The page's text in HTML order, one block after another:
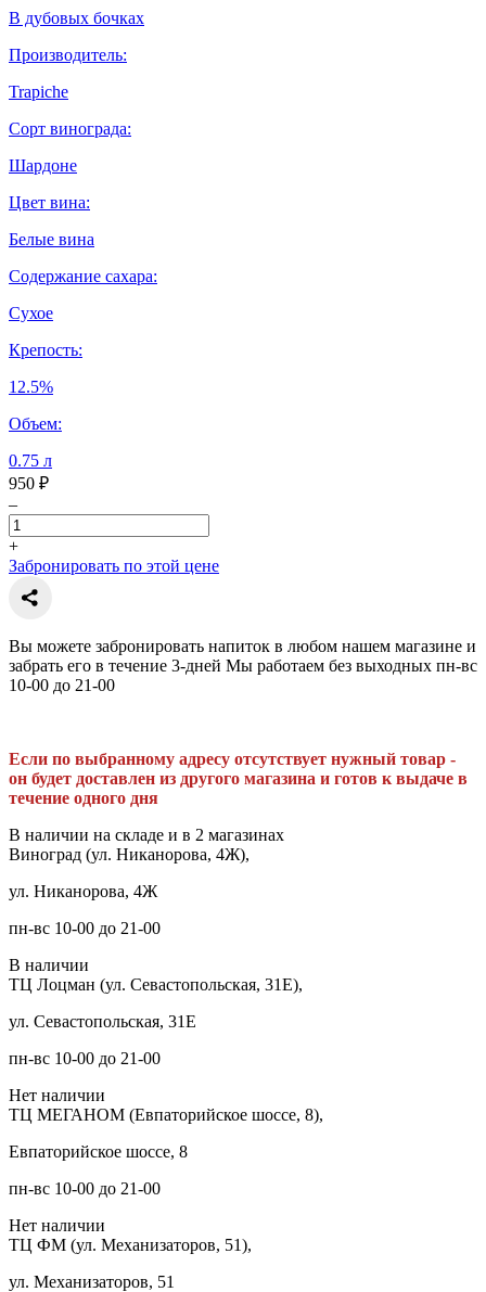
В дубовых бочках
Производитель:
Trapiche
Сорт винограда:
Шардоне
Цвет вина:
Белые вина
Содержание сахара:
Сухое
Крепость:
12.5%
Объем:
0.75 л
950 ₽
–
+
Забронировать по этой цене
Вы можете забронировать напиток в любом нашем магазине и
забрать его в течение 3-дней Мы работаем без выходных пн-вс
10-00 до 21-00
Если по выбранному адресу отсутствует нужный товар -
он будет доставлен из другого магазина и готов к выдаче в
течение одного дня
В наличии на складе и в 2 магазинах
Виноград (ул. Никанорова, 4Ж),
ул. Никанорова, 4Ж
пн-вс 10-00 до 21-00
В наличии
ТЦ Лоцман (ул. Севастопольская, 31Е),
ул. Севастопольская, 31Е
пн-вс 10-00 до 21-00
Нет наличии
ТЦ МЕГАНОМ (Евпаторийское шоссе, 8),
Евпаторийское шоссе, 8
пн-вс 10-00 до 21-00
Нет наличии
ТЦ ФМ (ул. Механизаторов, 51),
ул. Механизаторов, 51